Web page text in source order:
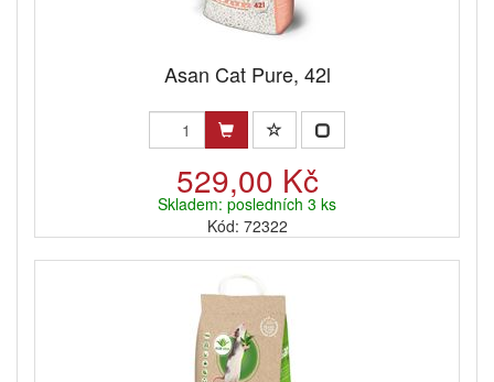
Asan Cat Pure, 42l
529,00 Kč
Skladem: posledních 3 ks
Kód: 72322